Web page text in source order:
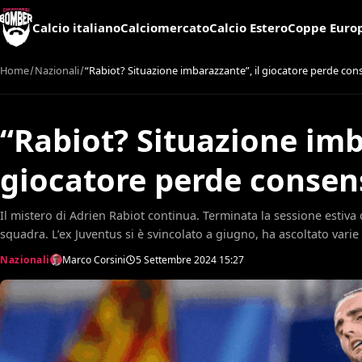
Calcio italianoCalciomercatoCalcio EsteroCoppe
Home Nazionali “Rabiot? Situazione imbarazzante”, il giocatore perde
“Rabiot? Situazione
giocatore perde
Il mistero di Adrien Rabiot continua. Terminata la sessione
squadra. L’ex Juventus si è svincolato a giugno, ha ascoltato
Nazionali Marco Corsini 5 Settembre 2024 15:27